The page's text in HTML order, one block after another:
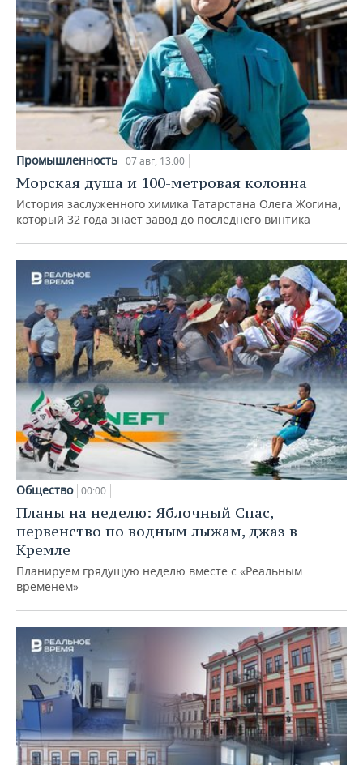
Промышленность 07 авг, 13:00
Морская душа и 100-метровая колонна
История заслуженного химика Татарстана Олега Жогина,
который 32 года знает завод до последнего винтика
Общество 00:00
Планы на неделю: Яблочный Спас,
первенство по водным лыжам, джаз в
Кремле
Планируем грядущую неделю вместе с «Реальным
временем»